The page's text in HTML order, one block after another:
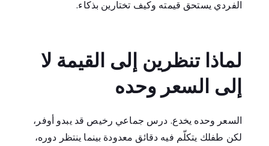
الفردي يستحق قيمته وكيف تختارين بذكاء.
لماذا تنظرين إلى القيمة لا
إلى السعر وحده
السعر وحده يخدع. درس جماعي رخيص قد يبدو أوفر،
لكن طفلك يتكلّم فيه دقائق معدودة بينما ينتظر دوره،